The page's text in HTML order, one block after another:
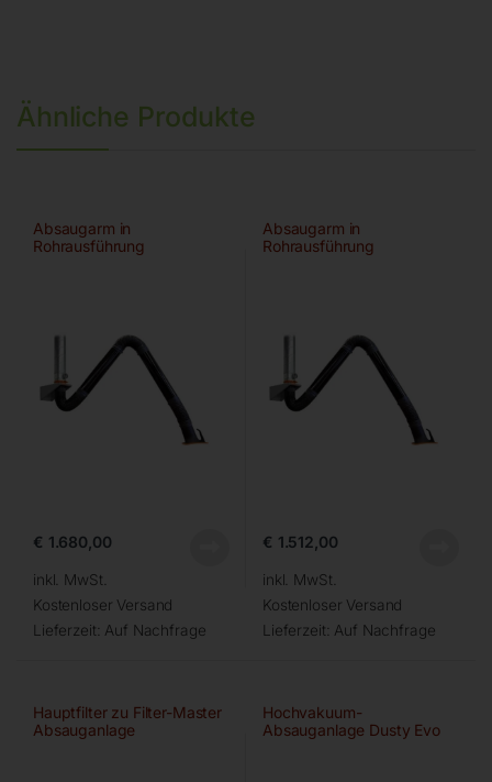
Ähnliche Produkte
Absaugarm in
Rohrausführung
€ 1.680,00
inkl. MwSt.
Kostenloser Versand
Lieferzeit: Auf Nachfrage
Absaugarm in
Rohrausführung
€ 1.512,00
inkl. MwSt.
Kostenloser Versand
Lieferzeit: Auf Nachfrage
Hauptfilter zu Filter-Master
Absauganlage
Hochvakuum-
Absauganlage Dusty Evo